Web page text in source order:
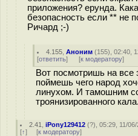
приложения? ерунда.
безопасность если ** не
Ричард ;-)
4.155 ,Аноним (155), 02:40,
[ответить] [к модератору]
Вот посмотришь на
поймешь чего народ
линухом. И тамошним
троянизированного кала.
2.41 ,iPony129412 (?), 05:29, 11/
[↑] [к модератору]